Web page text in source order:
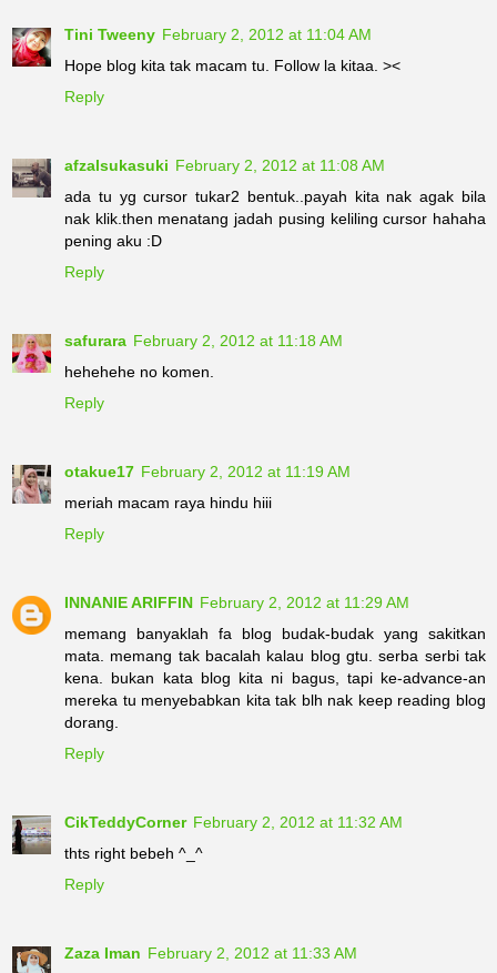
Tini Tweeny February 2, 2012 at 11:04 AM
Hope blog kita tak macam tu. Follow la kitaa. ><
Reply
afzalsukasuki February 2, 2012 at 11:08 AM
ada tu yg cursor tukar2 bentuk..payah kita nak agak bila
nak klik.then menatang jadah pusing keliling cursor hahaha
pening aku :D
Reply
safurara February 2, 2012 at 11:18 AM
hehehehe no komen.
Reply
otakue17 February 2, 2012 at 11:19 AM
meriah macam raya hindu hiii
Reply
INNANIE ARIFFIN February 2, 2012 at 11:29 AM
memang banyaklah fa blog budak-budak yang sakitkan
mata. memang tak bacalah kalau blog gtu. serba serbi tak
kena. bukan kata blog kita ni bagus, tapi ke-advance-an
mereka tu menyebabkan kita tak blh nak keep reading blog
dorang.
Reply
CikTeddyCorner February 2, 2012 at 11:32 AM
thts right bebeh ^_^
Reply
Zaza Iman February 2, 2012 at 11:33 AM